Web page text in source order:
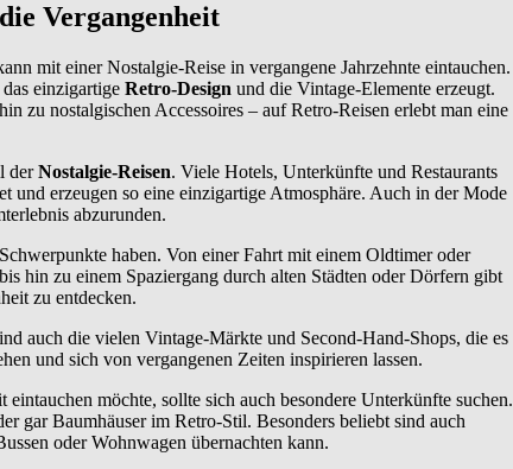
Vergangenheit
mit einer Nostalgie-Reise in vergangene Jahrzehnte eintauchen.
einzigartige Retro-Design und die Vintage-Elemente erzeugt.
zu nostalgischen Accessoires – auf Retro-Reisen erlebt man eine
derNostalgie-Reisen. Viele Hotels, Unterkünfte und Restaurants
und erzeugen so eine einzigartige Atmosphäre. Auch in der Mode
abzurunden.
haben. Von einer Fahrt mit einem Oldtimer oder
hin zu einem Spaziergang durch alten Städten oder Dörfern gibt
zu entdecken.
auch die vielen Vintage-Märkte und Second-Hand-Shops, die es
und sich von vergangenen Zeiten inspirieren lassen.
möchte, sollte sich auch besondere Unterkünfte suchen.
gar Baumhäuser im Retro-Stil. Besonders beliebt sind auch
oder Wohnwagen übernachten kann.